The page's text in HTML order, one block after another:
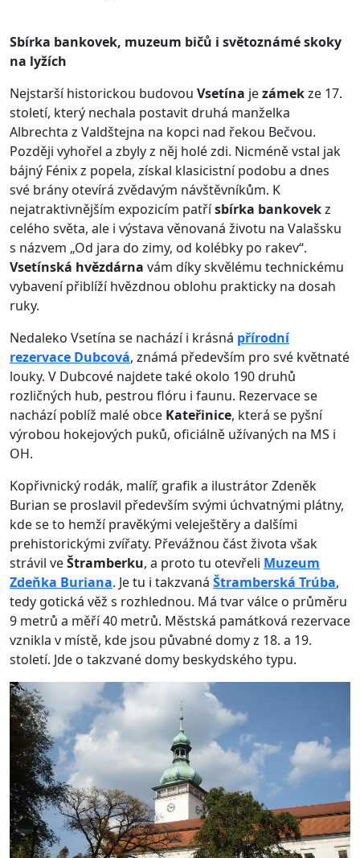
Sbírka bankovek, muzeum bičů i světoznámé skoky
na lyžích
Nejstarší historickou budovou Vsetína jezámekze 17.
století, který nechala postavit druhá manželka
Albrechta z Valdštejna na kopci nad řekou Bečvou.
Později vyhořel a zbyly z něj holé zdi. Nicméně vstal jak
bájný Fénix z popela, získal klasicistní podobu a dnes
své brány otevírá zvědavým návštěvníkům. K
nejatraktivnějším expozicím patřísbírka bankovekz
celého světa, ale i výstava věnovaná životu na Valašsku
s názvem „Od jara do zimy, od kolébky po rakev“.
Vsetínská hvězdárna vám díky skvělému technickému
vybavení přiblíží hvězdnou oblohu prakticky na dosah
ruky.
Nedaleko Vsetína se nachází i krásná přírodní
rezervace Dubcová, známá především pro své květnaté
louky. V Dubcové najdete také okolo 190 druhů
rozličných hub, pestrou flóru i faunu. Rezervace se
nachází poblíž malé obce Kateřinice, která se pyšní
výrobou hokejových puků, oficiálně užívaných na MS i
OH.
Kopřivnický rodák, malíř, grafik a ilustrátor Zdeněk
Burian se proslavil především svými úchvatnými plátny,
kde se to hemží pravěkými veleještěry a dalšími
prehistorickými zvířaty. Převážnou část života však
strávil veŠtramberku, a proto tu otevřeli Muzeum
Zdeňka Buriana. Je tu i takzvaná Štramberská Trúba,
tedy gotická věž s rozhlednou. Má tvar válce o průměru
9 metrů a měří 40 metrů. Městská památková rezervace
vznikla v místě, kde jsou půvabné domy z 18. a 19.
století. Jde o takzvané domy beskydského typu.